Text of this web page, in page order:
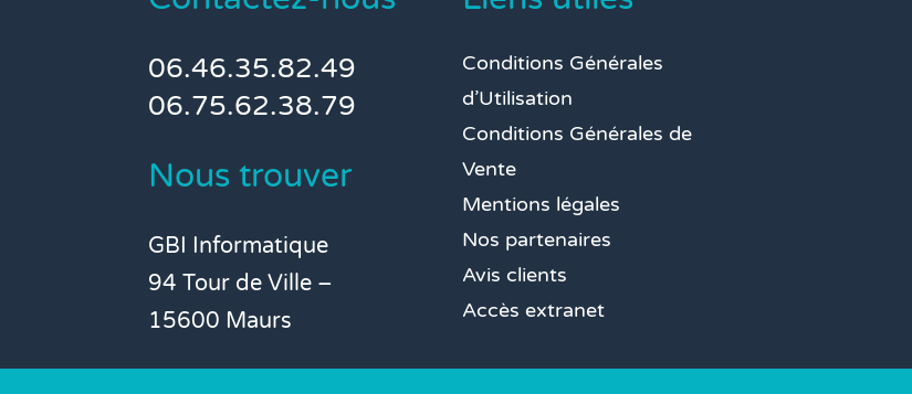
06.46.35.82.49
06.75.62.38.79
Nous trouver
GBI Informatique
94 Tour de Ville –
15600 Maurs
Conditions Générales
d’Utilisation
Conditions Générales de
Vente
Mentions légales
Nos partenaires
Avis clients
Accès extranet